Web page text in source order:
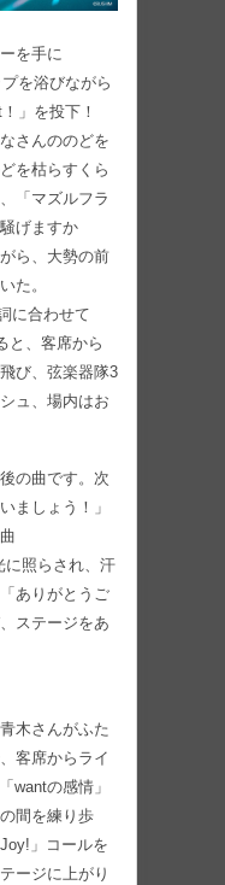
を手に
を浴びながら
」を投下！
さんののどを
を枯らすくら
「マズルフラ
げますか
ら、大勢の前
た。
に合わせて
と、客席から
び、弦楽器隊3
ュ、場内はお
の曲です。次
ましょう！」
に照らされ、汗
ありがとうご
ステージをあ
木さんがふた
客席からライ
wantの感情」
間を練り歩
」コールを
ージに上がり